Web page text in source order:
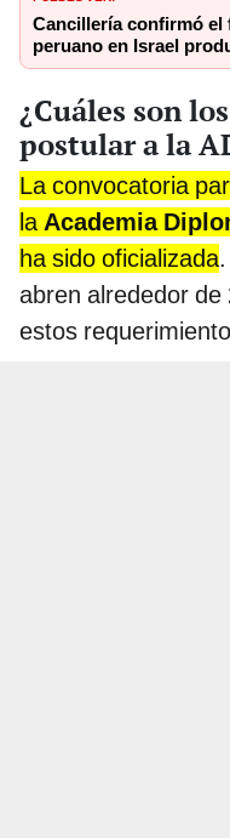
Cancillería confirmó
peruano en Israel
¿Cuáles son
postular a la
La convocatoria
laAcademia
ha sido oficializada
abren alrededor de
estos